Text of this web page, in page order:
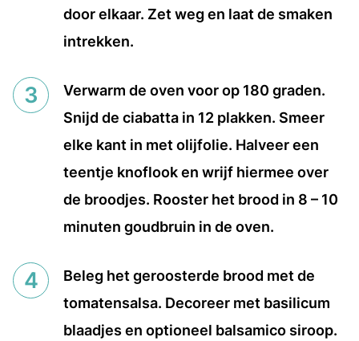
door elkaar. Zet weg en laat de smaken
intrekken.
Verwarm de oven voor op 180 graden.
Snijd de ciabatta in 12 plakken. Smeer
elke kant in met olijfolie. Halveer een
teentje knoflook en wrijf hiermee over
de broodjes. Rooster het brood in 8 – 10
minuten goudbruin in de oven.
Beleg het geroosterde brood met de
tomatensalsa. Decoreer met basilicum
blaadjes en optioneel balsamico siroop.